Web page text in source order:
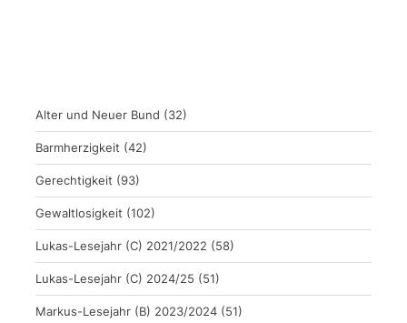
Alter und Neuer Bund (32)
Barmherzigkeit (42)
Gerechtigkeit (93)
Gewaltlosigkeit (102)
Lukas-Lesejahr (C) 2021/2022 (58)
Lukas-Lesejahr (C) 2024/25 (51)
Markus-Lesejahr (B) 2023/2024 (51)